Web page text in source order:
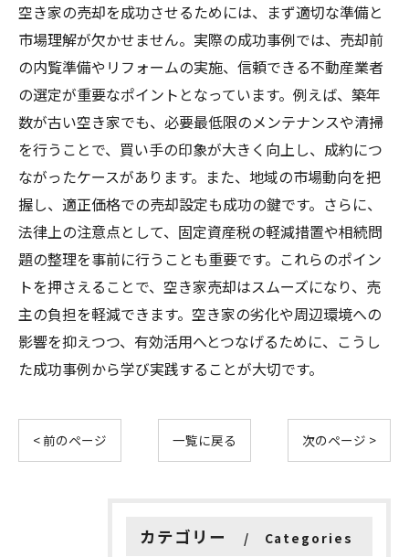
空き家の売却を成功させるためには、まず適切な準備と
市場理解が欠かせません。実際の成功事例では、売却前
の内覧準備やリフォームの実施、信頼できる不動産業者
の選定が重要なポイントとなっています。例えば、築年
数が古い空き家でも、必要最低限のメンテナンスや清掃
を行うことで、買い手の印象が大きく向上し、成約につ
ながったケースがあります。また、地域の市場動向を把
握し、適正価格での売却設定も成功の鍵です。さらに、
法律上の注意点として、固定資産税の軽減措置や相続問
題の整理を事前に行うことも重要です。これらのポイン
トを押さえることで、空き家売却はスムーズになり、売
主の負担を軽減できます。空き家の劣化や周辺環境への
影響を抑えつつ、有効活用へとつなげるために、こうし
た成功事例から学び実践することが大切です。
< 前のページ 一覧に戻る 次のページ >
カテゴリー Categories